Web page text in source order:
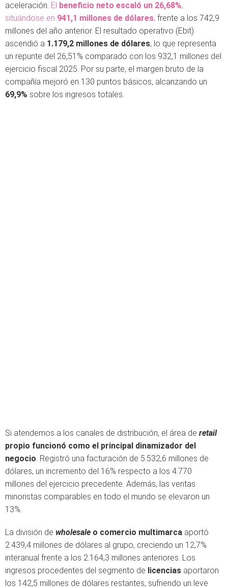
aceleración. El beneficio neto escaló un 26,68%,
situándose en 941,1 millones de dólares, frente a los 742,9
millones del año anterior. El resultado operativo (Ebit)
ascendió a 1.179,2 millones de dólares, lo que representa
un repunte del 26,51% comparado con los 932,1 millones del
ejercicio fiscal 2025. Por su parte, el margen bruto de la
compañía mejoró en 130 puntos básicos, alcanzando un
69,9% sobre los ingresos totales.
Si atendemos a los canales de distribución, el área de retail
propio funcionó como el principal dinamizador del
negocio. Registró una facturación de 5.532,6 millones de
dólares, un incremento del 16% respecto a los 4.770
millones del ejercicio precedente. Además, las ventas
minoristas comparables en todo el mundo se elevaron un
13%.
La división de wholesale o comercio multimarca aportó
2.439,4 millones de dólares al grupo, creciendo un 12,7%
interanual frente a los 2.164,3 millones anteriores. Los
ingresos procedentes del segmento de licencias aportaron
los 142,5 millones de dólares restantes, sufriendo un leve